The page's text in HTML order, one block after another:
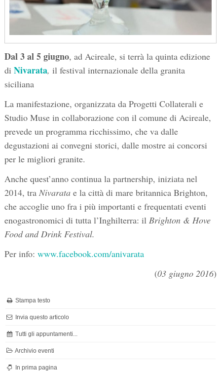
Dal 3 al 5 giugno, ad Acireale, si terrà la quinta edizione
di Nivarata, il festival internazionale della granita
siciliana
La manifestazione, organizzata da Progetti Collaterali e
Studio Muse in collaborazione con il comune di Acireale,
prevede un programma ricchissimo, che va dalle
degustazioni ai convegni storici, dalle mostre ai concorsi
per le migliori granite.
Anche quest’anno continua la partnership, iniziata nel
2014, tra Nivaratae la città di mare britannica Brighton,
che accoglie uno fra i più importanti e frequentati eventi
enogastronomici di tutta l’Inghilterra: il Brighton & Hove
Food and Drink Festival.
Per info: www.facebook.com/anivarata
(03 giugno 2016)
Stampa testo
Invia questo articolo
Tutti gli appuntamenti...
Archivio eventi
In prima pagina